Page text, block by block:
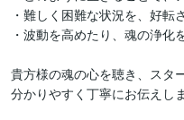
・難しく困難な状況を、好転
・波動を高めたり、魂の浄
貴方様の魂の心を聴き、スタ
分かりやすく丁寧にお伝えしま